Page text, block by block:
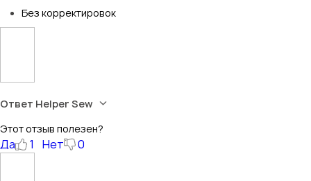
Без корректировок
Ответ Helper Sew
Этот отзыв полезен?
Да 1 Нет 0